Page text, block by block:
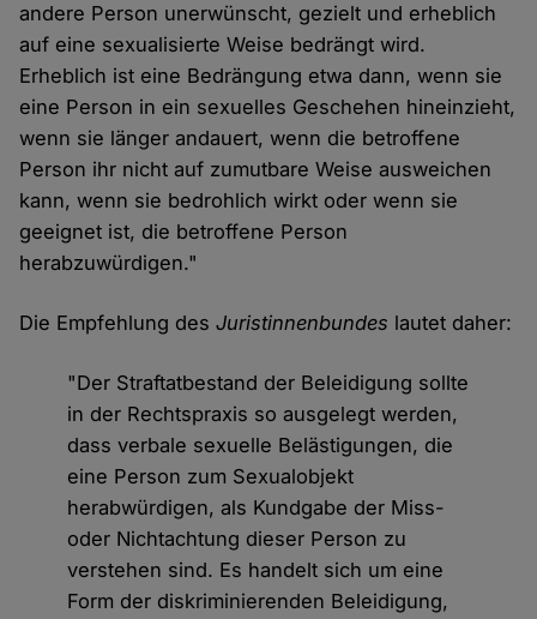
andere Person unerwünscht, gezielt und erheblich
auf eine sexualisierte Weise bedrängt wird.
Erheblich ist eine Bedrängung etwa dann, wenn sie
eine Person in ein sexuelles Geschehen hineinzieht,
wenn sie länger andauert, wenn die betroffene
Person ihr nicht auf zumutbare Weise ausweichen
kann, wenn sie bedrohlich wirkt oder wenn sie
geeignet ist, die betroffene Person
herabzuwürdigen."
Die Empfehlung desJuristinnenbundes lautet daher:
"Der Straftatbestand der Beleidigung sollte
in der Rechtspraxis so ausgelegt werden,
dass verbale sexuelle Belästigungen, die
eine Person zum Sexualobjekt
herabwürdigen, als Kundgabe der Miss-
oder Nichtachtung dieser Person zu
verstehen sind. Es handelt sich um eine
Form der diskriminierenden Beleidigung,